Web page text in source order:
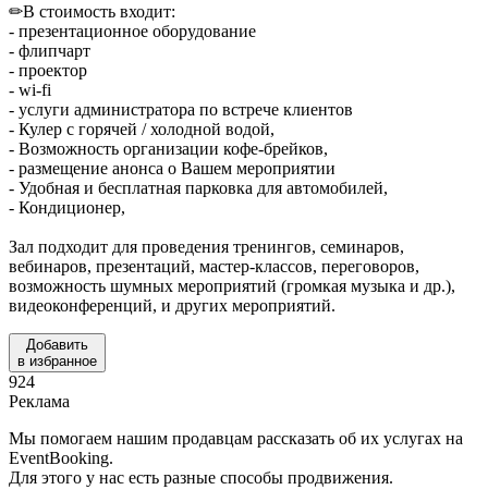
✏В стоимость входит:
- презентационное оборудование
- флипчарт
- проектор
- wi-fi
- услуги администратора по встрече клиентов
- Кулер с горячей / холодной водой,
- Возможность организации кофе-брейков,
- размещение анонса о Вашем мероприятии
- Удобная и бесплатная парковка для автомобилей,
- Кондиционер,
Зал подходит для проведения тренингов, семинаров,
вебинаров, презентаций, мастер-классов, переговоров,
возможность шумных мероприятий (громкая музыка и др.),
видеоконференций, и других мероприятий.
Добавить
в избранное
924
Реклама
Мы помогаем нашим продавцам рассказать об их услугах на
EventBooking.
Для этого у нас есть разные способы продвижения.